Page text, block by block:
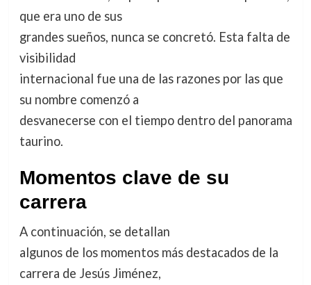
que era uno de sus
grandes sueños, nunca se concretó. Esta falta de
visibilidad
internacional fue una de las razones por las que
su nombre comenzó a
desvanecerse con el tiempo dentro del panorama
taurino.
Momentos clave de su
carrera
A continuación, se detallan
algunos de los momentos más destacados de la
carrera de Jesús Jiménez,